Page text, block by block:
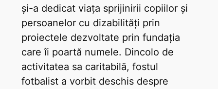
și-a dedicat viața sprijinirii copiilor și
persoanelor cu dizabilități prin
proiectele dezvoltate prin fundația
care îi poartă numele. Dincolo de
activitatea sa caritabilă, fostul
fotbalist a vorbit deschis despre